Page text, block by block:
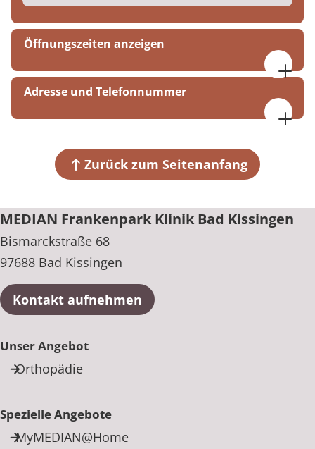
Öffnungszeiten anzeigen
Mo - Fr 7:00 - 19:00 Uhr
Adresse und Telefonnummer
97688 Bad KissingenZurück zum Seitenanfang
MEDIAN Frankenpark Klinik Bad Kissingen
Bismarckstraße 68
97688 Bad Kissingen
Kontakt aufnehmen
Unser Angebot
Orthopädie
Spezielle Angebote
MyMEDIAN@Home